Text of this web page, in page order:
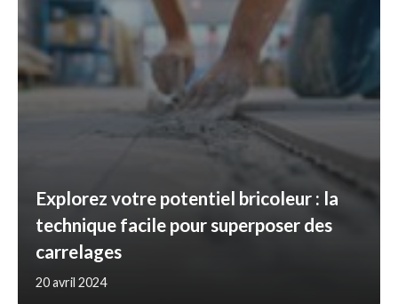
Explorez votre potentiel bricoleur : la
technique facile pour superposer des
carrelages
20 avril 2024